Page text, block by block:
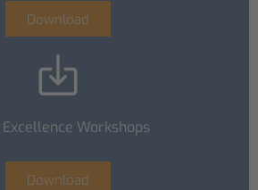
Download
Excellence Workshops
Download